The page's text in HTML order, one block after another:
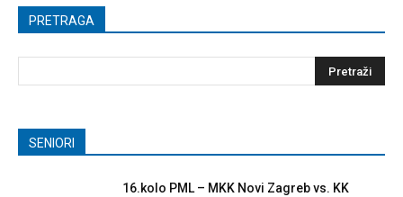
PRETRAGA
SENIORI
16.kolo PML – MKK Novi Zagreb vs. KK